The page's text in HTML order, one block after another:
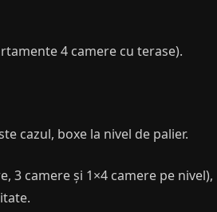
4 camere cu terase).
cazul, boxe la nivel de palier.
3 camere și 1×4 camere pe nivel),